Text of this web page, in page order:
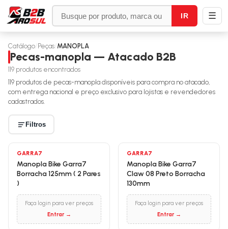
IR ☰
Catálogo Peças MANOPLA
Pecas-manopla — Atacado B2B
119 produtos encontrados
119 produtos de pecas-manopla disponíveis para compra no atacado,
com entrega nacional e preço exclusivo para lojistas e revendedores
cadastrados.
Filtros
GARRA7
Manopla Bike Garra7
Borracha 125mm ( 2 Pares
)
Faça login para ver preços
Entrar →
GARRA7
Manopla Bike Garra7
Claw 08 Preto Borracha
130mm
Faça login para ver preços
Entrar →